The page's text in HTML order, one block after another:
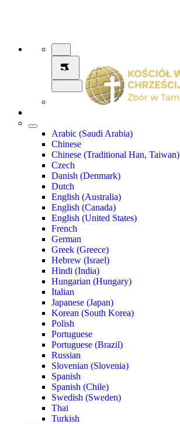
Arabic (Saudi Arabia)
Chinese
Chinese (Traditional Han, Taiwan)
Czech
Danish (Denmark)
Dutch
English (Australia)
English (Canada)
English (United States)
French
German
Greek (Greece)
Hebrew (Israel)
Hindi (India)
Hungarian (Hungary)
Italian
Japanese (Japan)
Korean (South Korea)
Polish
Portuguese
Portuguese (Brazil)
Russian
Slovenian (Slovenia)
Spanish
Spanish (Chile)
Swedish (Sweden)
Thai
Turkish